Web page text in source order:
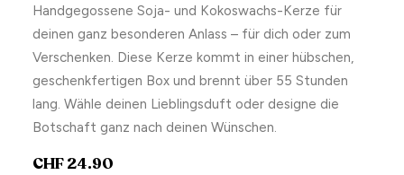
Handgegossene Soja- und Kokoswachs-Kerze für
deinen ganz besonderen Anlass – für dich oder zum
Verschenken. Diese Kerze kommt in einer hübschen,
geschenkfertigen Box und brennt über 55 Stunden
lang. Wähle deinen Lieblingsduft oder designe die
Botschaft ganz nach deinen Wünschen.
CHF24.90